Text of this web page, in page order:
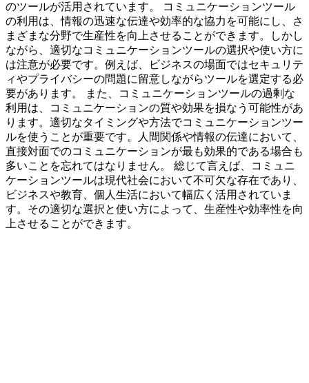
のツールが活用されています。 コミュニケーションツール
の利用は、情報の迅速な伝達や効率的な協力を可能にし、さ
まざまな分野で生産性を向上させることができます。しかし
ながら、適切なコミュニケーションツールの選択や使い方に
は注意が必要です。例えば、ビジネスの場面ではセキュリテ
ィやプライバシーの問題に留意しながらツールを選定する必
要があります。 また、コミュニケーションツールの過剰な
利用は、コミュニケーションの質や効果を損なう可能性があ
ります。適切なタイミングや方法でコミュニケーションツー
ルを使うことが重要です。人間関係や情報の伝達において、
直接対面でのコミュニケーションが最も効果的である場合も
多いことを忘れてはなりません。 総じて言えば、コミュニ
ケーションツールは現代社会において不可欠な存在であり、
ビジネスや教育、個人生活において幅広く活用されていま
す。その適切な選択と使い方によって、生産性や効率性を向
上させることができます。